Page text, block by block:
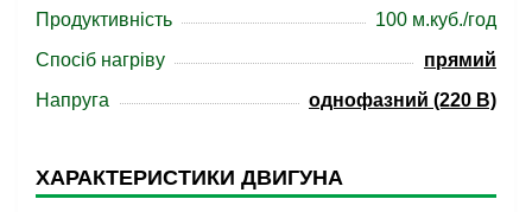
Продуктивність
100 м.куб./год
Спосіб нагріву
прямий
Напруга
однофазний (220 В)
ХАРАКТЕРИСТИКИ ДВИГУНА